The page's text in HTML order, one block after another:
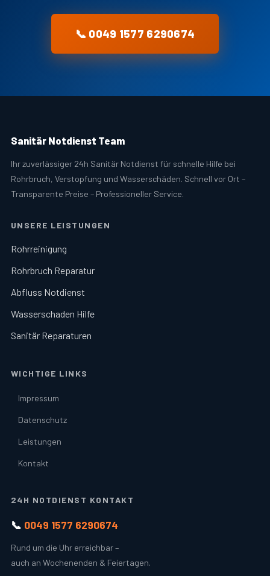
📞 0049 1577 6290674
Sanitär Notdienst Team
Ihr zuverlässiger 24h Sanitär Notdienst für schnelle Hilfe bei
Rohrbruch, Verstopfung und Wasserschäden. Schnell vor Ort –
Transparente Preise – Professioneller Service.
UNSERE LEISTUNGEN
Rohrreinigung
Rohrbruch Reparatur
Abfluss Notdienst
Wasserschaden Hilfe
Sanitär Reparaturen
WICHTIGE LINKS
Impressum
Datenschutz
Leistungen
Kontakt
24H NOTDIENST KONTAKT
📞 0049 1577 6290674
Rund um die Uhr erreichbar –
auch an Wochenenden & Feiertagen.